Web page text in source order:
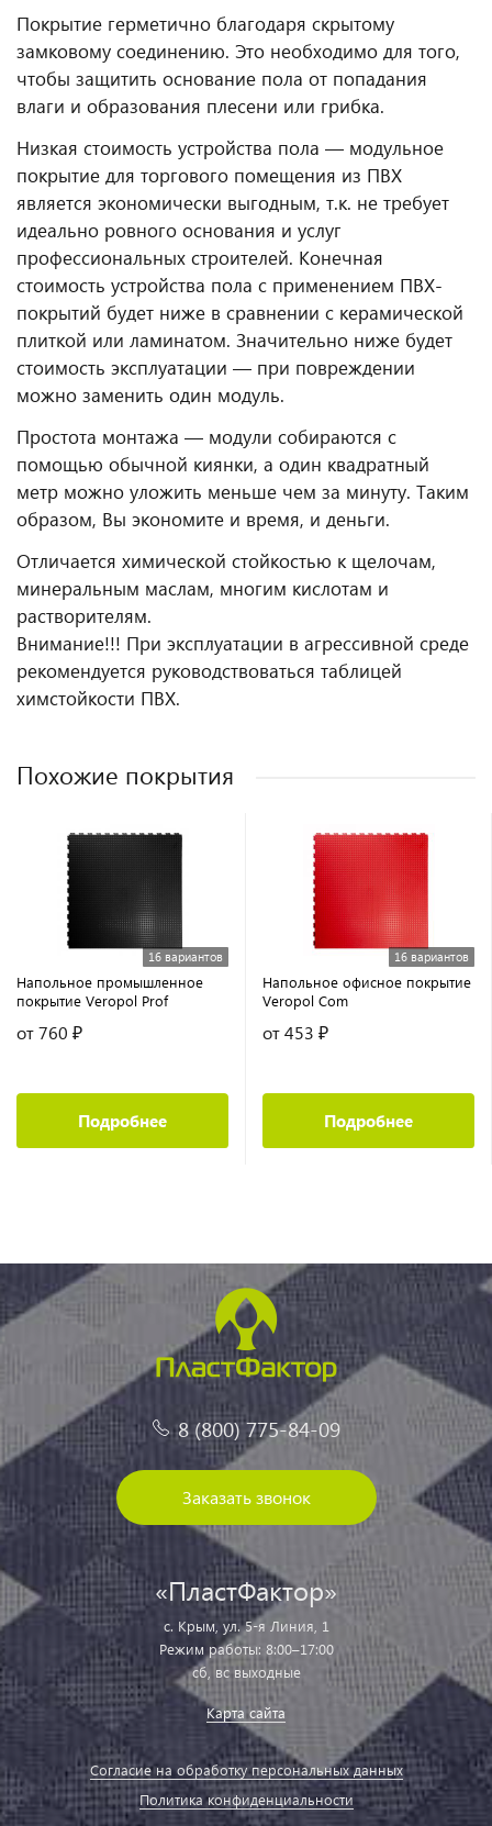
Покрытие герметично благодаря скрытому
замковому соединению. Это необходимо для того,
чтобы защитить основание пола от попадания
влаги и образования плесени или грибка.
Низкая стоимость устройства пола — модульное
покрытие для торгового помещения из ПВХ
является экономически выгодным, т.к. не требует
идеально ровного основания и услуг
профессиональных строителей. Конечная
стоимость устройства пола с применением ПВХ-
покрытий будет ниже в сравнении с керамической
плиткой или ламинатом. Значительно ниже будет
стоимость эксплуатации — при повреждении
можно заменить один модуль.
Простота монтажа — модули собираются с
помощью обычной киянки, а один квадратный
метр можно уложить меньше чем за минуту. Таким
образом, Вы экономите и время, и деньги.
Отличается химической стойкостью к щелочам,
минеральным маслам, многим кислотам и
растворителям.
Внимание!!! При эксплуатации в агрессивной среде
рекомендуется руководствоваться таблицей
химстойкости ПВХ.
Похожие покрытия
16 вариантов
Напольное промышленное
покрытие Veropol Prof
от 760 ₽
Подробнее
16 вариантов
Напольное офисное покрытие
Veropol Com
от 453 ₽
Подробнее
8 (800) 775-84-09
Заказать звонок
«ПластФактор»
с. Крым, ул. 5-я Линия, 1
Режим работы: 8:00–17:00
сб, вс выходные
Карта сайта
Согласие на обработку персональных данных
Политика конфиденциальности